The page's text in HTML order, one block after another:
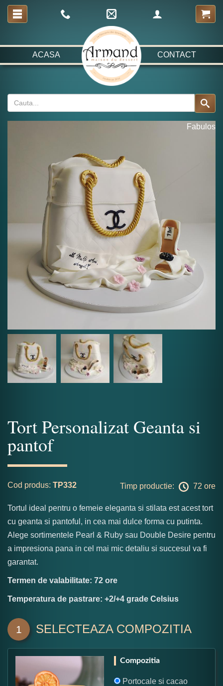
ACASA CONTACT
Fabulos
Tort Personalizat Geanta si
pantof
Cod produs: TP332 Timp productie: 72 ore
Tortul ideal pentru o femeie eleganta si stilata est acest tort
cu geanta si pantoful, in cea mai dulce forma cu putinta.
Alege sortimentele Pearl & Ruby sau Double Desire pentru
a impresiona pana in cel mai mic detaliu si succesul va fi
garantat.
Termen de valabilitate: 72 ore
Temperatura de pastrare: +2/+4 grade Celsius
1 SELECTEAZA COMPOZITIA
Compozitia
Portocale si cacao